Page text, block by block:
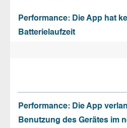
Performance: Die App hat
Batterielaufzeit
Performance: Die App
Benutzung des Gerätes im